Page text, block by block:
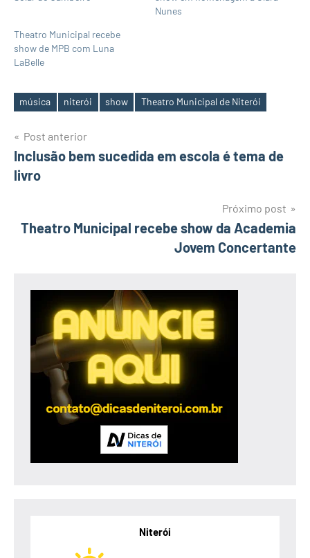
Nunes
Theatro Municipal recebe
show de MPB com Luna
LaBelle
Tags
música niterói show Theatro Municipal de Niterói
Navegação
de
Post anterior
Inclusão bem sucedida em escola é tema de
livro
Próximo post
Theatro Municipal recebe show da Academia
Jovem Concertante
Niterói